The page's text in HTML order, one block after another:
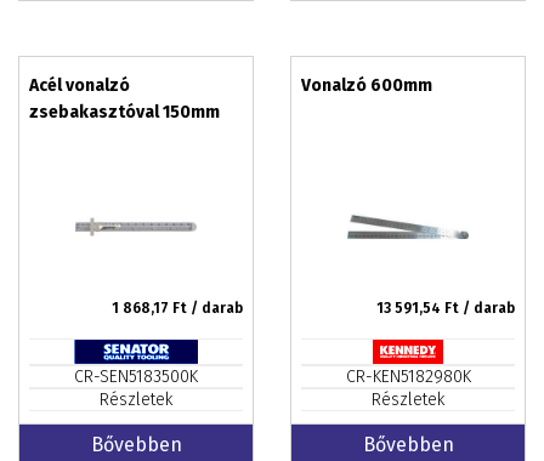
Acél vonalzó
zsebakasztóval 150mm
1 868,17 Ft / darab
CR-SEN5183500K
Részletek
Bővebben
Vonalzó 600mm
13 591,54 Ft / darab
CR-KEN5182980K
Részletek
Bővebben